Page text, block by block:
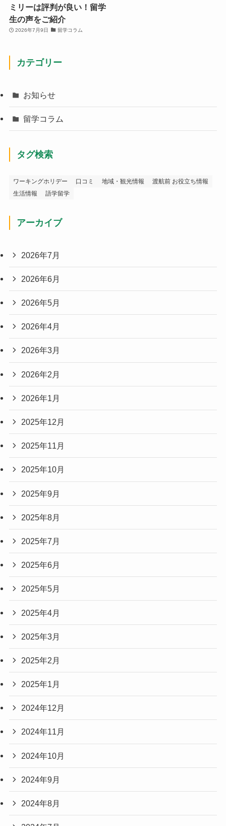
ミリーは評判が良い！留学
生の声をご紹介
2026年7月9日 留学コラム
カテゴリー
お知らせ
留学コラム
タグ検索
ワーキングホリデー 口コミ 地域・観光情報
渡航前 お役立ち情報
生活情報
語学留学
アーカイブ
2026年7月
2026年6月
2026年5月
2026年4月
2026年3月
2026年2月
2026年1月
2025年12月
2025年11月
2025年10月
2025年9月
2025年8月
2025年7月
2025年6月
2025年5月
2025年4月
2025年3月
2025年2月
2025年1月
2024年12月
2024年11月
2024年10月
2024年9月
2024年8月